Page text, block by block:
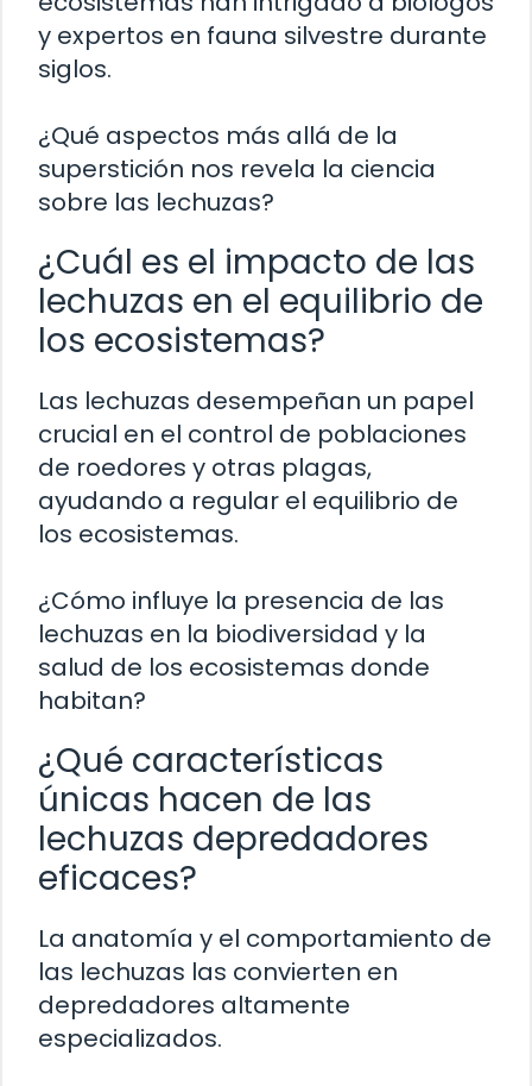
y expertos en fauna silvestre durante
siglos.
¿Qué aspectos más allá de la
superstición nos revela la ciencia
sobre las lechuzas?
¿Cuál es el impacto de las
lechuzas en el equilibrio de
los ecosistemas?
Las lechuzas desempeñan un papel
crucial en el control de poblaciones
de roedores y otras plagas,
ayudando a regular el equilibrio de
los ecosistemas.
¿Cómo influye la presencia de las
lechuzas en la biodiversidad y la
salud de los ecosistemas donde
habitan?
¿Qué características
únicas hacen de las
lechuzas depredadores
eficaces?
La anatomía y el comportamiento de
las lechuzas las convierten en
depredadores altamente
especializados.